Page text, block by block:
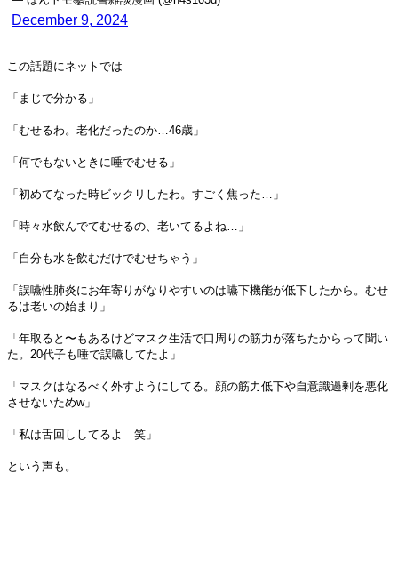
December 9, 2024
この話題にネットでは
「まじで分かる」
「むせるわ。老化だったのか…46歳」
「何でもないときに唾でむせる」
「初めてなった時ビックリしたわ。すごく焦った…」
「時々水飲んでてむせるの、老いてるよね…」
「自分も水を飲むだけでむせちゃう」
「誤嚥性肺炎にお年寄りがなりやすいのは嚥下機能が低下したから。むせ
るは老いの始まり」
「年取ると〜もあるけどマスク生活で口周りの筋力が落ちたからって聞い
た。20代子も唾で誤嚥してたよ」
「マスクはなるべく外すようにしてる。顔の筋力低下や自意識過剰を悪化
させないためw」
「私は舌回ししてるよ 笑」
という声も。